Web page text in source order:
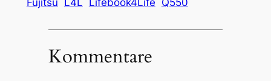
Fujitsu L4L Lifebook4Life Q550
Kommentare